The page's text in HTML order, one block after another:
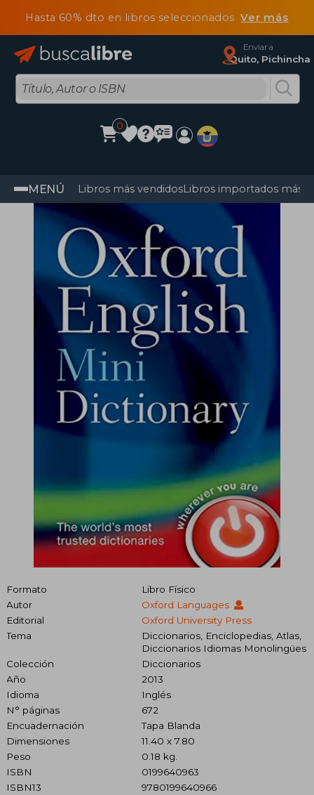
Hasta 60% dto en libros seleccionadosVer más
Enviar a
Quito, Pichincha
0
MENÚ Libros más vendidosLibros importados más
Formato
Libro Físico
Autor
Oxford Languages
Editorial
Oxford University Press
Tema
Diccionarios, Enciclopedias, Atlas,
Diccionarios Idiomas Monolingües
Colección
Diccionarios
Año
2013
Idioma
Inglés
N° páginas
672
Encuadernación
Tapa Blanda
Dimensiones
11.40 x 7.80
Peso
0.18 kg.
ISBN
0199640963
ISBN13
9780199640966